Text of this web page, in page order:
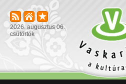
2026. augusztus 06.
csütörtök